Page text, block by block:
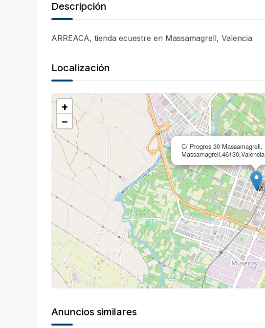
Descripción
ARREACA, tienda ecuestre en Massamagrell, Valencia
Localización
C/ Progres 30 Massamagrell,
Massamagrell,46130,Valencia
+
−
Anuncios similares